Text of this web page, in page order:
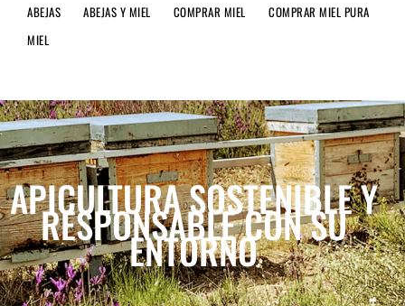
ABEJAS ABEJAS Y MIEL COMPRAR MIEL
COMPRAR MIEL PURA
MIEL
APICULTURA SOSTENIBLEY
RESPONSABLE CON SU
ENTORNO